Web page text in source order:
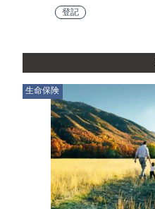
登記
生命保険